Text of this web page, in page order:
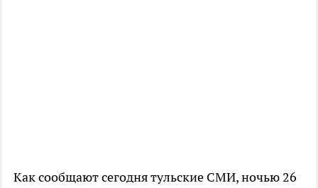
Как сообщают сегодня тульские СМИ, ночью 26